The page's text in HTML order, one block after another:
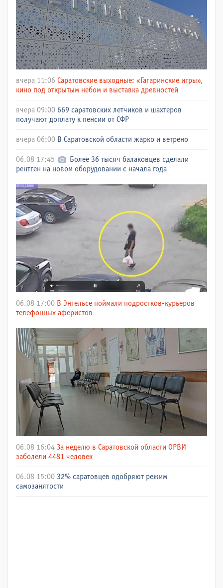
вчера 11:06 Саратовские выходные: «Гагаринские игры»,
кино под открытым небом и выставка древностей
вчера 09:00 669 саратовских летчиков и шахтеров
получают доплату к пенсии от СФР
вчера 06:00 В Саратовской области жарко и ветрено
06.08 17:45
Более 36 тысяч балаковцев сделали
рентген на новом оборудовании с начала года
06.08 17:00 В Энгельсе поймали подростков-курьеров
телефонных аферистов
06.08 16:04 За неделю в Саратовской области ОРВИ
заболели 4481 человек
06.08 15:00 32% саратовцев одобряют режим
самозанятости